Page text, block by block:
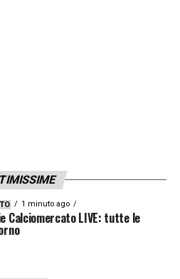
1 minuto ago
Calciomercato LIVE: tutte le